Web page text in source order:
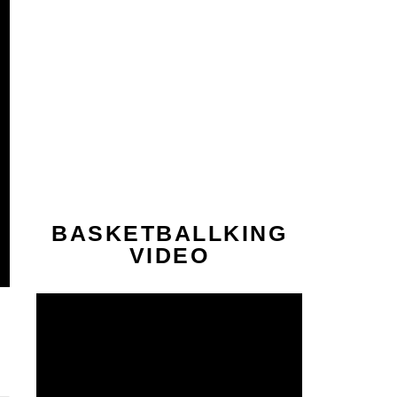
BASKETBALLKING
VIDEO